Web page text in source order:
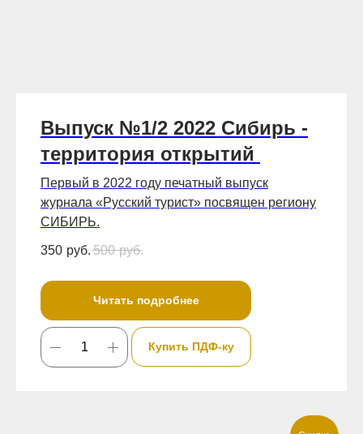
Выпуск №1/2 2022 Сибирь -
территория открытий
Первый в 2022 году печатный выпуск
журнала «Русский турист» посвящен региону
СИБИРЬ.
350 руб. 500 руб.
Читать подробнее
Купить ПДФ-ку